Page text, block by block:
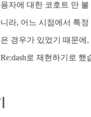
자에 대한 코호트 만 볼
라, 어느 시점에서 특
경우가 있었기 때문에
로 재현하기로 했